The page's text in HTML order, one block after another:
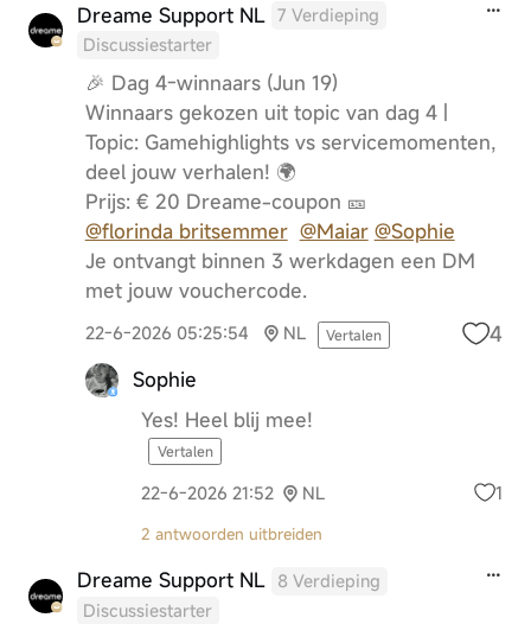
Dreame Support NL 7 Verdieping
Discussiestarter
🎉 Dag 4-winnaars (Jun 19)
Winnaars gekozen uit topic van dag 4 |
Topic: Gamehighlights vs servicemomenten,
deel jouw verhalen! 🌍
Prijs: € 20 Dreame-coupon 🎫
@florinda britsemmer @Maiar @Sophie
Je ontvangt binnen 3 werkdagen een DM
met jouw vouchercode.
22-6-2026 05:25:54 NL Vertalen 4
Sophie
Yes! Heel blij mee!
Vertalen
22-6-2026 21:52 NL 1
2 antwoorden uitbreiden
Dreame Support NL
8 Verdieping
Discussiestarter